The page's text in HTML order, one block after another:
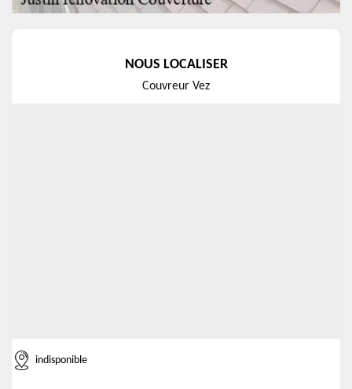
NOUS LOCALISER
Couvreur Vez
indisponible